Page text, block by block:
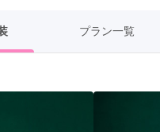
中国
プラン一覧